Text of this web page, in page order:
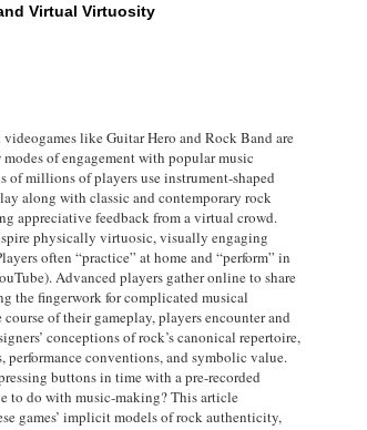
Virtual Virtuosity
like Guitar Hero and Rock Band are
modes of engagement with popular music
of millions of players use instrument-shaped
along with classic and contemporary rock
appreciative feedback from a virtual crowd.
physically virtuosic, visually engaging
often “practice” at home and “perform” in
Advanced players gather online to share
the fingerwork for complicated musical
course of their gameplay, players encounter and
conceptions of rock’s canonical repertoire,
performance conventions, and symbolic value.
buttons in time with a pre-recorded
to do with music-making? This article
games’ implicit models of rock authenticity,